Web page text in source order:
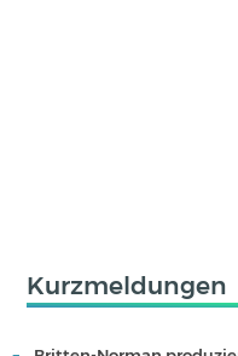
Kurzmeldungen